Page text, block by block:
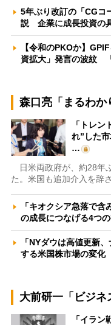
5年ぶり改訂の「CGコ
説 企業に成長投資の
【令和のPKOか】
資拡大」発言の波紋
森口亮「まるわか
「トレ
れ”した
…
日米両政府が、約28年
た。米国も追加介入を辞
「キオクシア急落で
の成長につなげる4つ
「NYダウは高値更新
する米国株市場の変
大前研一「ビジ
「イラ